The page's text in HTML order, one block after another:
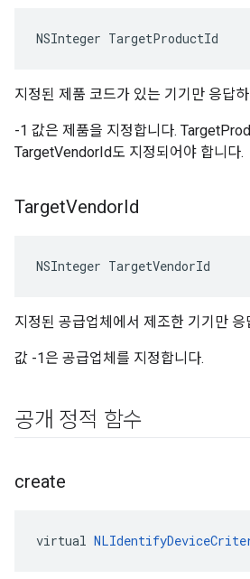
NSInteger TargetProductId
지정된 제품 코드가 있는 기기만 응답
-1 값은 제품을 지정합니다.
TargetVendorId도 지정되어야 합니다.
TargetVendorId
NSInteger TargetVendorId
지정된 공급업체에서 제조한 기기만
값 -1은 공급업체를 지정합니다.
공개 정적 함수
create
virtual